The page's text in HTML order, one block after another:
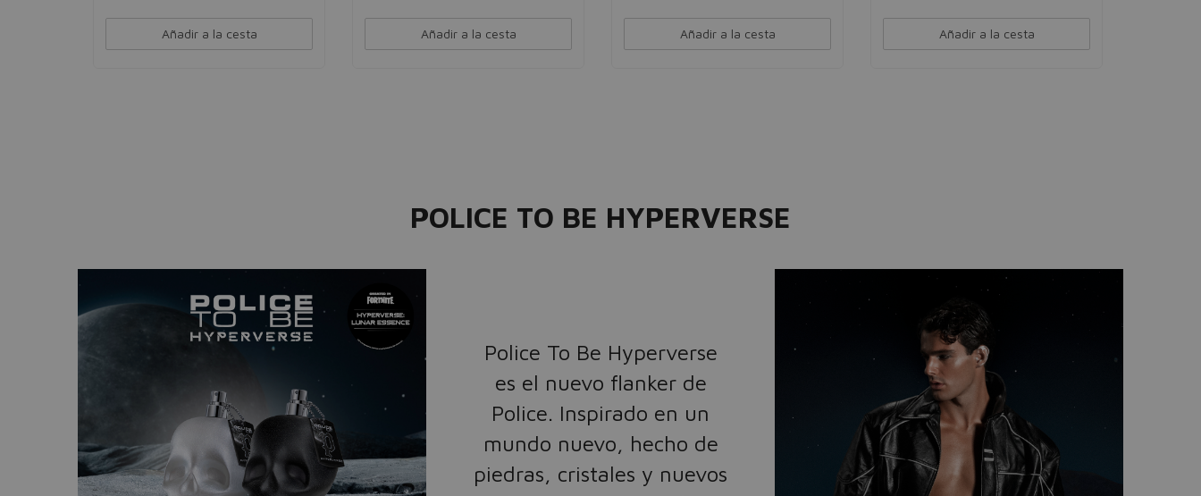
Añadir a la cesta Añadir a la cesta Añadir a la cesta Añadir a la cesta
POLICE TO BE HYPERVERSE
Police To Be Hyperverse
es el nuevo flanker de
Police. Inspirado en un
mundo nuevo, hecho de
piedras, cristales y nuevos